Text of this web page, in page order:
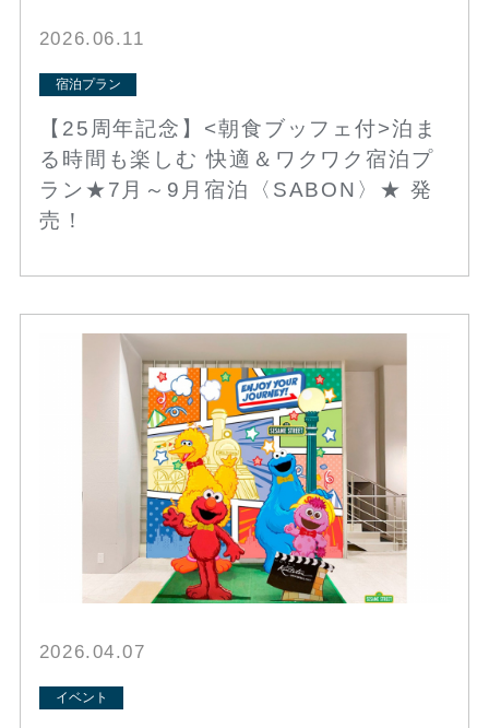
2026.06.11
宿泊プラン
【25周年記念】<朝食ブッフェ付>泊ま
る時間も楽しむ 快適＆ワクワク宿泊プ
ラン★7月～9月宿泊〈SABON〉★ 発
売！
2026.04.07
イベント